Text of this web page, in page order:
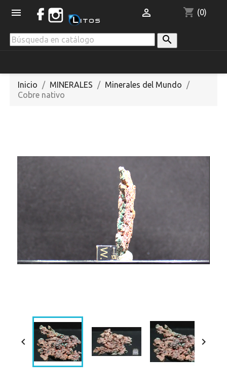
 shopping_cart (0)


Inicio MINERALES
Minerales del Mundo
Cobre nativo
 